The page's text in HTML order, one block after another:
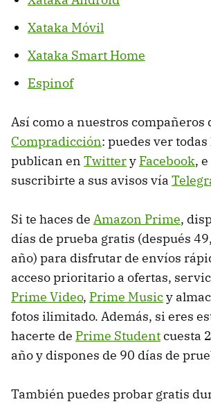
Xataka Móvil
Xataka Smart Home
Espinof
Así como a nuestros compañeros
Compradicción: puedes ver
publican en Twittery Facebook,
suscribirte a sus avisos vía
Si te haces de Amazon Prime,
días de prueba gratis (después
año) para disfrutar de envíos
acceso prioritario a ofertas,
Prime Video, Prime Musicy
fotos ilimitado. Además, si eres
hacerte de Prime Studentcuesta
año y dispones de 90 días de
También puedes probar gratis